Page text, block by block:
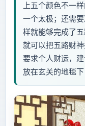
上五个颜色不一
一个太极；还需
样就能够完成了
就可以把五路财
要求个人财运，
放在玄关的地毯